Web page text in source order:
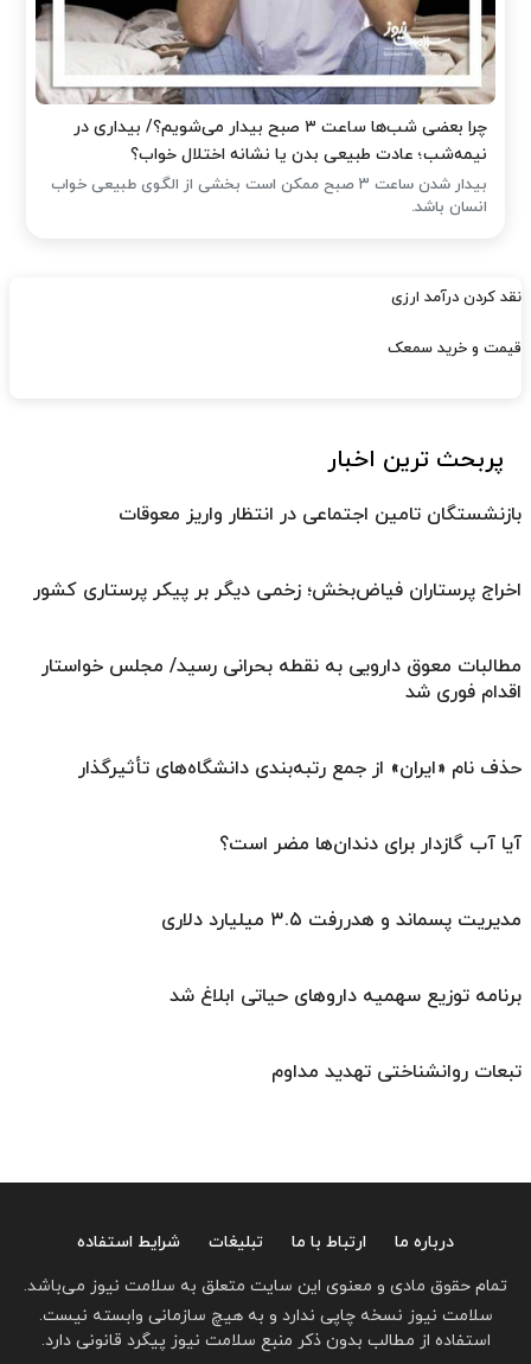
چرا بعضی شب‌ها ساعت ۳ صبح بیدار می‌شویم؟/ بیداری در
نیمه‌شب؛ عادت طبیعی بدن یا نشانه اختلال خواب؟
بیدار شدن ساعت ۳ صبح ممکن است بخشی از الگوی طبیعی خواب
انسان باشد.
نقد کردن درآمد ارزی
قیمت و خرید سمعک
پربحث ترین اخبار
بازنشستگان تامین اجتماعی در انتظار واریز معوقات
اخراج پرستاران فیاض‌بخش؛ زخمی دیگر بر پیکر پرستاری کشور
مطالبات معوق دارویی به نقطه بحرانی رسید/ مجلس خواستار
اقدام فوری شد
حذف نام «ایران» از جمع رتبه‌بندی دانشگاه‌های تأثیرگذار
آیا آب گازدار برای دندان‌ها مضر است؟
مدیریت پسماند و هدررفت ۳.۵ میلیارد دلاری
برنامه توزیع سهمیه داروهای حیاتی ابلاغ شد
تبعات روانشناختی تهدید مداوم
درباره ما ارتباط با ما تبلیغات
شرایط استفاده
تمام حقوق مادی و معنوی این سایت متعلق به سلامت نیوز می‌باشد.
سلامت نیوز نسخه چاپی ندارد و به هیچ سازمانی وابسته نیست.
استفاده از مطالب بدون ذکر منبع سلامت نیوز پیگرد قانونی دارد.